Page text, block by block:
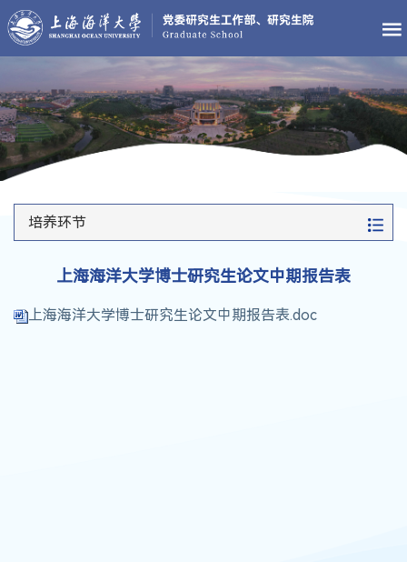
培养环节
上海海洋大学博士研究生论文中期报告表
上海海洋大学博士研究生论文中期报告表.doc